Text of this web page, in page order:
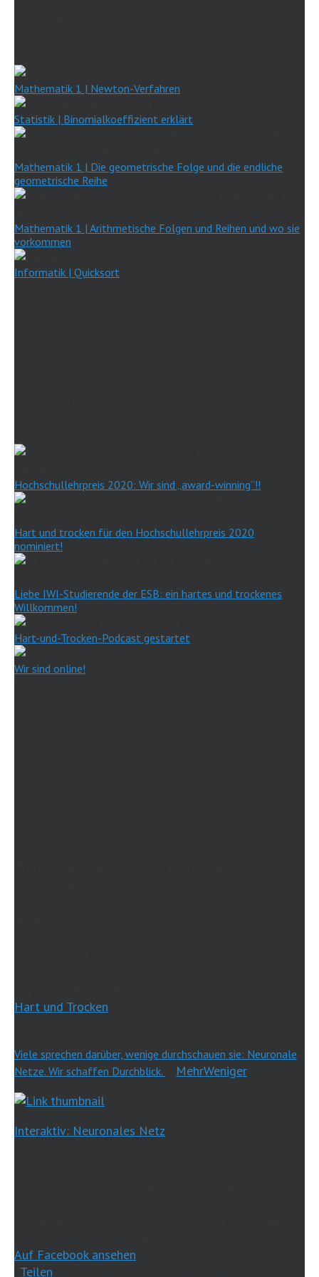
Mathematik 1 | Newton-Verfahren
Statistik | Binomialkoeffizient erklärt
Mathematik 1 | Die geometrische Folge und die endliche
geometrische Reihe
Mathematik 1 | Arithmetische Folgen und Reihen und wo sie
vorkommen
Informatik | Quicksort
Hochschullehrpreis 2020: Wir sind „award-winning“!!
Hart und trocken für den Hochschullehrpreis 2020
nominiert!
Liebe IWI-Studierende der ESB: ein hartes und trockenes
Willkommen!
Hart-und-Trocken-Podcast gestartet
Wir sind online!
Hart und Trocken
Viele sprechen darüber, wenige durchschauen sie: Neuronale
Netze. Wir schaffen Durchblick.
MehrWeniger
Interaktiv: Neuronales Netz
Auf Facebook ansehen
Teilen